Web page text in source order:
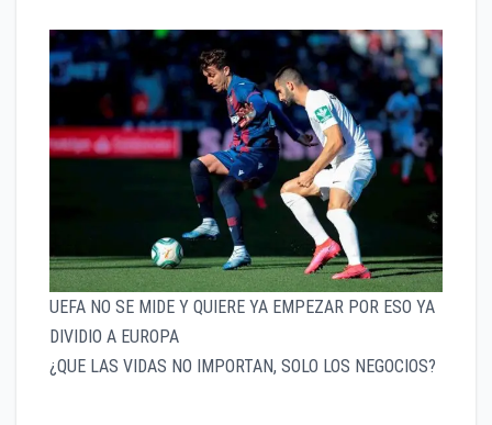
UEFA NO SE MIDE Y QUIERE YA EMPEZAR POR ESO YA
DIVIDIO A EUROPA
¿QUE LAS VIDAS NO IMPORTAN, SOLO LOS NEGOCIOS?